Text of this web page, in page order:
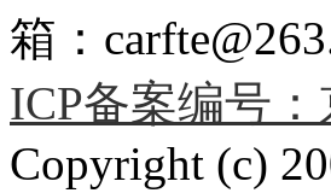
箱：
ICP备案编号：
Copyright (c)